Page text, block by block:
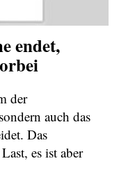
endet,
der
auch das
Das
es ist aber